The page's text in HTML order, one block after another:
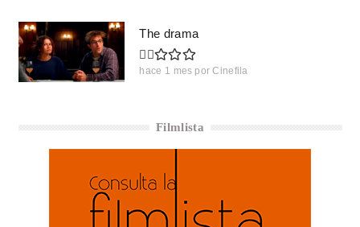
The drama
hace 1 mes por Cinefila
Filmlista